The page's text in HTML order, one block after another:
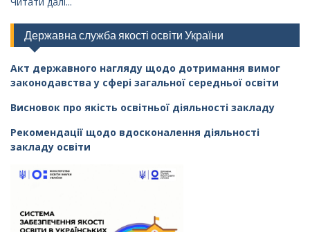
Державна служба якості освіти України
Акт державного нагляду щодо дотримання вимог
законодавства у сфері загальної середньої освіти
Висновок про якість освітньої діяльності закладу
Рекомендації щодо вдосконалення діяльності
закладу освіти